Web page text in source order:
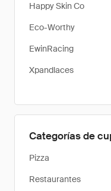
Happy Skin Co
Eco-Worthy
EwinRacing
Xpandlaces
Categorías de
Pizza
Restaurantes